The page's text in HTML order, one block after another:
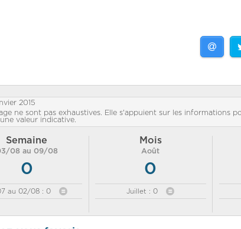
2015
ne sont pas exhaustives. Elle s'appuient sur les informations
valeur indicative.
Semaine
08 au 09/08
0
au 02/08 : 0
Mois
Août
0
Juillet : 0